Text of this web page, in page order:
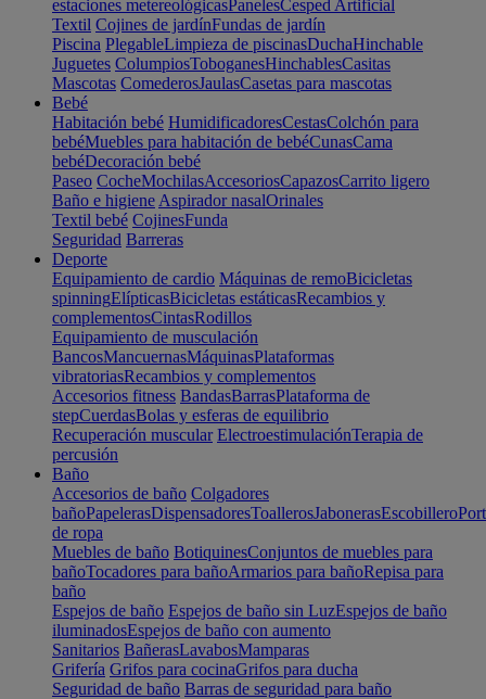
estaciones metereológicasPanelesCesped Artificial
Textil Cojines de jardínFundas de jardín
Piscina PlegableLimpieza de piscinasDuchaHinchable
Juguetes ColumpiosToboganesHinchablesCasitas
Mascotas ComederosJaulasCasetas para mascotas
Bebé
Habitación bebé HumidificadoresCestasColchón para
bebéMuebles para habitación de bebéCunasCama
bebéDecoración bebé
Paseo CocheMochilasAccesoriosCapazosCarrito ligero
Baño e higiene Aspirador nasalOrinales
Textil bebé CojinesFunda
Seguridad Barreras
Deporte
Equipamiento de cardio Máquinas de remoBicicletas
spinningElípticasBicicletas estáticasRecambios y
complementosCintasRodillos
Equipamiento de musculación
BancosMancuernasMáquinasPlataformas
vibratoriasRecambios y complementos
Accesorios fitness BandasBarrasPlataforma de
stepCuerdasBolas y esferas de equilibrio
Recuperación muscular ElectroestimulaciónTerapia de
percusión
Baño
Accesorios de baño Colgadores
bañoPapelerasDispensadoresToallerosJabonerasEscobillero
de ropa
Muebles de baño BotiquinesConjuntos de muebles para
bañoTocadores para bañoArmarios para bañoRepisa para
baño
Espejos de baño Espejos de baño sin LuzEspejos de baño
iluminadosEspejos de baño con aumento
Sanitarios BañerasLavabosMamparas
Grifería Grifos para cocinaGrifos para ducha
Seguridad de baño Barras de seguridad para baño